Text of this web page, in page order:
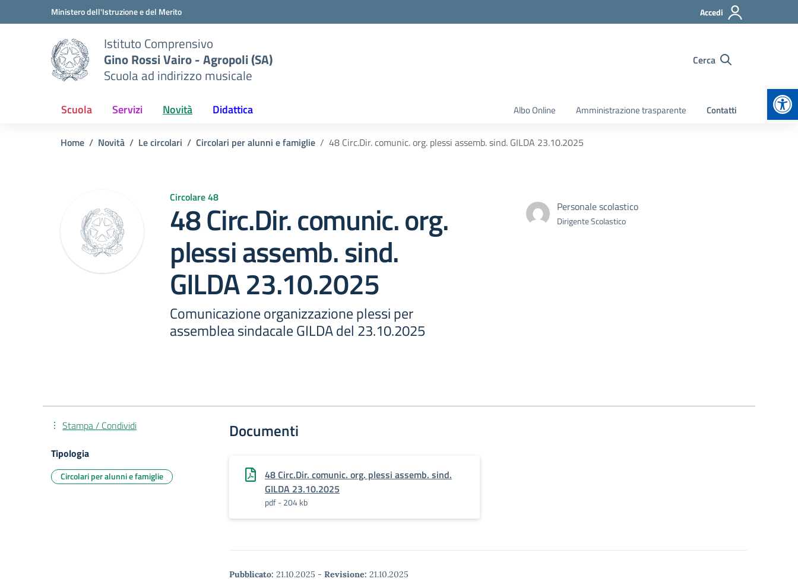
Vai ai contenuti
Vai al menu di navigazioneMinistero dell'Istruzione e del Merito Accedi
Istituto Comprensivo
Gino Rossi Vairo - Agropoli (SA)
Scuola ad indirizzo musicale
Cerca
Scuola Servizi Novità Didattica Albo Online Amministrazione trasparente Contatti
Home Novità Le circolari Circolari per alunni e famiglie 48 Circ.Dir. comunic. org. plessi assemb. sind. GILDA 23.10.2025
Circolare 48
48 Circ.Dir. comunic. org.
plessi assemb. sind.
GILDA 23.10.2025
Comunicazione organizzazione plessi per
assemblea sindacale GILDA del 23.10.2025
Personale scolastico
Dirigente Scolastico
Documenti
48 Circ.Dir. comunic. org. plessi assemb. sind.
GILDA 23.10.2025
pdf - 204 kb
Pubblicato: 21.10.2025 - Revisione: 21.10.2025
Stampa / Condividi
Tipologia
Circolari per alunni e famiglie